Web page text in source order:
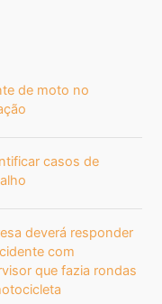
de moto no
casos de
deverá responder
com
que fazia rondas